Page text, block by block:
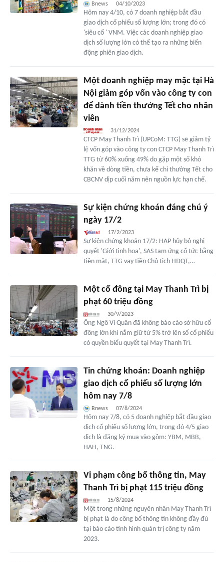
Bnews 04/10/2023
Hôm nay 4/10, có 7 doanh nghiệp bắt đầu
giao dịch cổ phiếu số lượng lớn; trong đó có
'siêu cổ ' VNM. Việc các doanh nghiệp giao
dịch số lượng lớn có thể tạo ra những biến
động phiên giao dịch.
Một doanh nghiệp may mặc tại Hà
Nội giảm góp vốn vào công ty con
để dành tiền thưởng Tết cho nhân
viên
31/12/2024
CTCP May Thanh Trì (UPCoM: TTG) sẽ giảm tỷ
lệ vốn góp vào công ty con CTCP May Thanh Trì
TTG từ 60% xuống 49% do gặp một số khó
khăn về dòng tiền, chưa kể chi thưởng Tết cho
CBCNV dịp cuối năm nên nguồn lực hạn chế.
Sự kiện chứng khoán đáng chú ý
ngày 17/2
17/2/2023
Sự kiện chứng khoán 17/2: HAP hủy bỏ nghị
quyết 'Giới tinh hoa', SAS tạm ứng cổ tức bằng
tiền mặt, TTG vay tiền Chủ tịch HĐQT,…
Một cổ đông tại May Thanh Trì bị
phạt 60 triệu đồng
30/9/2023
Ông Ngô Vi Quân đã không báo cáo sở hữu cổ
đông lớn khi nắm giữ từ 5% trở lên số cổ phiếu
có quyền biểu quyết tại May Thanh Trì.
Tin chứng khoán: Doanh nghiệp
giao dịch cổ phiếu số lượng lớn
hôm nay 7/8
Bnews 07/8/2024
Hôm nay 7/8, có 5 doanh nghiệp bắt đầu giao
dịch cổ phiếu số lượng lớn, trong đó 4/5 giao
dịch là đăng ký mua vào gồm: YBM, MBB,
HAH, TNG.
Vi phạm công bố thông tin, May
Thanh Trì bị phạt 115 triệu đồng
15/8/2024
Một trong những nguyên nhân May Thanh Trì
bị phạt là do công bố thông tin không đầy đủ
tại báo cáo tình hình quản trị công ty năm
2023.